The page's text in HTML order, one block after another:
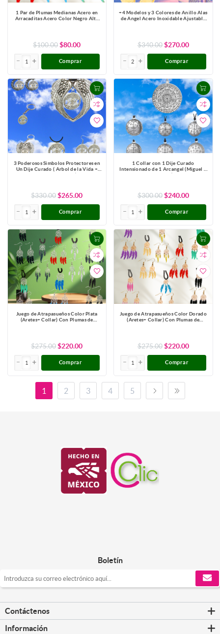
1 Par de Plumas Medianas Acero en
Arracaditas Acero Color Negro Alta
$100.00 $80.00
Comprar
+4 Modelos y 3 Colores de Anillo Alas
de Angel Acero Inoxidable Ajustable
$340.00 $270.00
Comprar
3 Poderosos Simbolos Protectores en
Un Dije Curado ( Arbol de la Vida +
Pentagrama + Triple Luna) Hecate /
$330.00 $265.00
Comprar
1 Collar con 1 Dije Curado
Intensionado de 1 Arcangel (Miguel o
Gabriel o Rafael, Etc.) 30x30mm en
ARCANGELES para Escoger X1-113
$300.00 $240.00
Comprar
Juego de Atrapasueños Color Plata
(Aretes+ Collar) Con Plumas de
$275.00 $220.00
Comprar
Juego de Atrapasueños Color Dorado
(Aretes+ Collar) Con Plumas de
$275.00 $220.00
Comprar
1 2 3 4 5
Boletín
Contáctenos
Información